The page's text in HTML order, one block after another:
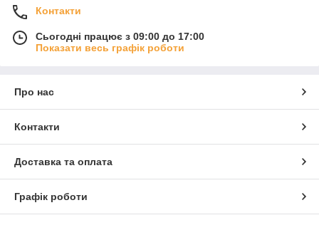
Контакти
Сьогодні працює з 09:00 до 17:00
Показати весь графік роботи
Про нас
Контакти
Доставка та оплата
Графік роботи